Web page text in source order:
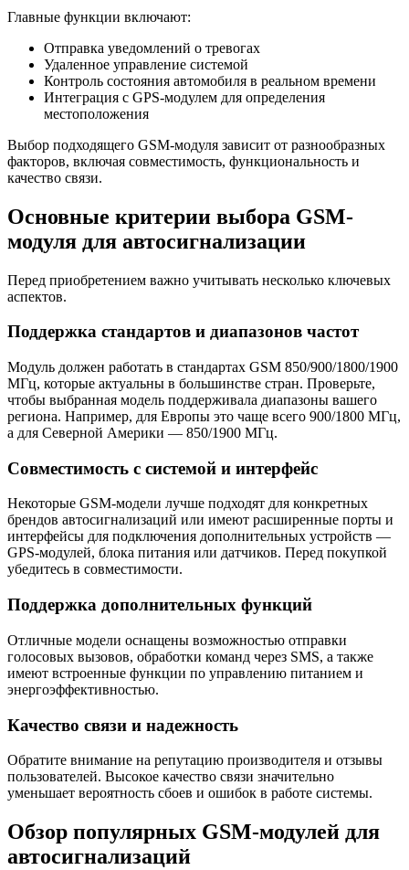
Главные функции включают:
Отправка уведомлений о тревогах
Удаленное управление системой
Контроль состояния автомобиля в реальном времени
Интеграция с GPS-модулем для определения
местоположения
Выбор подходящего GSM-модуля зависит от разнообразных
факторов, включая совместимость, функциональность и
качество связи.
Основные критерии выбора GSM-
модуля для автосигнализации
Перед приобретением важно учитывать несколько ключевых
аспектов.
Поддержка стандартов и диапазонов частот
Модуль должен работать в стандартах GSM 850/900/1800/1900
МГц, которые актуальны в большинстве стран. Проверьте,
чтобы выбранная модель поддерживала диапазоны вашего
региона. Например, для Европы это чаще всего 900/1800 МГц,
а для Северной Америки — 850/1900 МГц.
Совместимость с системой и интерфейс
Некоторые GSM-модели лучше подходят для конкретных
брендов автосигнализаций или имеют расширенные порты и
интерфейсы для подключения дополнительных устройств —
GPS-модулей, блока питания или датчиков. Перед покупкой
убедитесь в совместимости.
Поддержка дополнительных функций
Отличные модели оснащены возможностью отправки
голосовых вызовов, обработки команд через SMS, а также
имеют встроенные функции по управлению питанием и
энергоэффективностью.
Качество связи и надежность
Обратите внимание на репутацию производителя и отзывы
пользователей. Высокое качество связи значительно
уменьшает вероятность сбоев и ошибок в работе системы.
Обзор популярных GSM-модулей для
автосигнализаций